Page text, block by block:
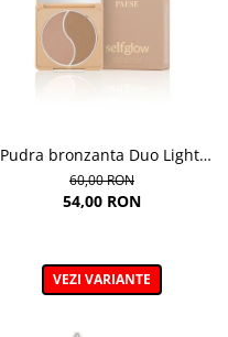
Pudra bronzanta Duo Light,
Selfglow, nuanta Light - 6,5g
60,00 RON
54,00 RON
VEZI VARIANTE